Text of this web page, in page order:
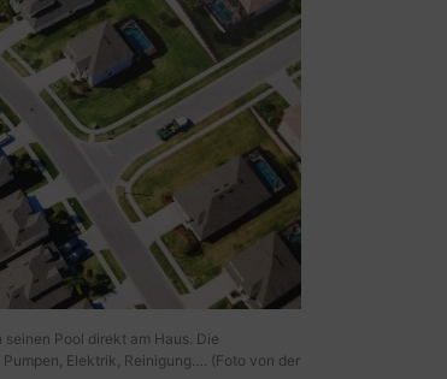
Pool direkt am Haus. Die
Elektrik, Reinigung…. (Foto von der